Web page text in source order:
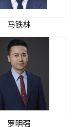
马铁林
罗明强